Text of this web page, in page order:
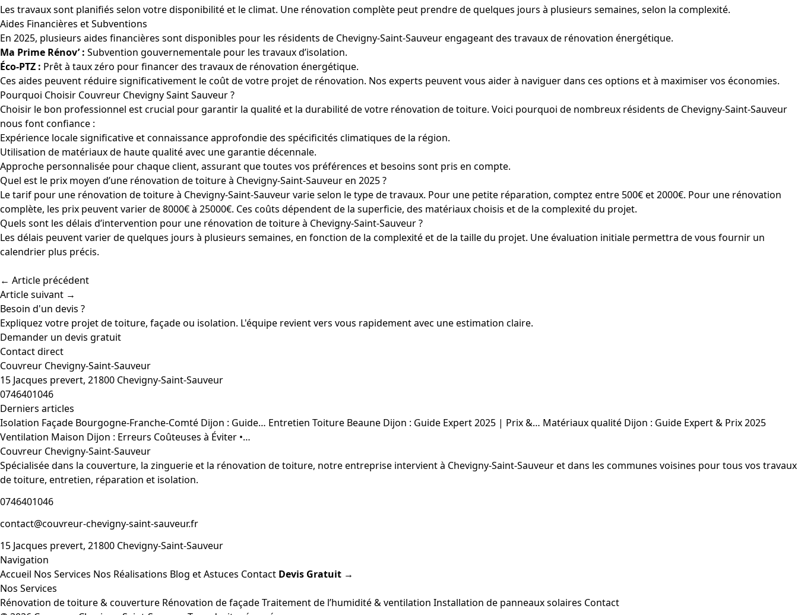
Les travaux sont planifiés selon votre disponibilité et le climat. Une rénovation complète peut prendre de quelques jours à plusieurs semaines, selon la complexité.
Aides Financières et Subventions
En 2025, plusieurs aides financières sont disponibles pour les résidents de Chevigny-Saint-Sauveur engageant des travaux de rénovation énergétique.
Ma Prime Rénov’ : Subvention gouvernementale pour les travaux d’isolation.
Éco-PTZ : Prêt à taux zéro pour financer des travaux de rénovation énergétique.
Ces aides peuvent réduire significativement le coût de votre projet de rénovation. Nos experts peuvent vous aider à naviguer dans ces options et à maximiser vos économies.
Pourquoi Choisir Couvreur Chevigny Saint Sauveur ?
Choisir le bon professionnel est crucial pour garantir la qualité et la durabilité de votre rénovation de toiture. Voici pourquoi de nombreux résidents de Chevigny-Saint-Sauveur
nous font confiance :
Expérience locale significative et connaissance approfondie des spécificités climatiques de la région.
Utilisation de matériaux de haute qualité avec une garantie décennale.
Approche personnalisée pour chaque client, assurant que toutes vos préférences et besoins sont pris en compte.
Quel est le prix moyen d’une rénovation de toiture à Chevigny-Saint-Sauveur en 2025 ?
Le tarif pour une rénovation de toiture à Chevigny-Saint-Sauveur varie selon le type de travaux. Pour une petite réparation, comptez entre 500€ et 2000€. Pour une rénovation
complète, les prix peuvent varier de 8000€ à 25000€. Ces coûts dépendent de la superficie, des matériaux choisis et de la complexité du projet.
Quels sont les délais d’intervention pour une rénovation de toiture à Chevigny-Saint-Sauveur ?
Les délais peuvent varier de quelques jours à plusieurs semaines, en fonction de la complexité et de la taille du projet. Une évaluation initiale permettra de vous fournir un
calendrier plus précis.
← Article précédent
Article suivant →
Besoin d'un devis ?
Expliquez votre projet de toiture, façade ou isolation. L'équipe revient vers vous rapidement avec une estimation claire.
Demander un devis gratuit
Contact direct
Couvreur Chevigny-Saint-Sauveur
15 Jacques prevert, 21800 Chevigny-Saint-Sauveur
0746401046
Derniers articles
Isolation Façade Bourgogne-Franche-Comté Dijon : Guide… Entretien Toiture Beaune Dijon : Guide Expert 2025 | Prix &… Matériaux qualité Dijon : Guide Expert & Prix 2025
Ventilation Maison Dijon : Erreurs Coûteuses à Éviter •…
Couvreur Chevigny-Saint-Sauveur
Spécialisée dans la couverture, la zinguerie et la rénovation de toiture, notre entreprise intervient à Chevigny-Saint-Sauveur et dans les communes voisines pour tous vos travaux
de toiture, entretien, réparation et isolation.
0746401046
contact@couvreur-chevigny-saint-sauveur.fr
15 Jacques prevert, 21800 Chevigny-Saint-Sauveur
Navigation
Accueil Nos Services Nos Réalisations Blog et Astuces Contact Devis Gratuit →
Nos Services
Rénovation de toiture & couverture Rénovation de façadeTraitement de l’humidité & ventilation Installation de panneaux solaires Contact